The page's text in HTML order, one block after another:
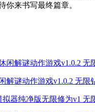
你来书写最终篇章。
解谜动作游戏v1.0.2 无限